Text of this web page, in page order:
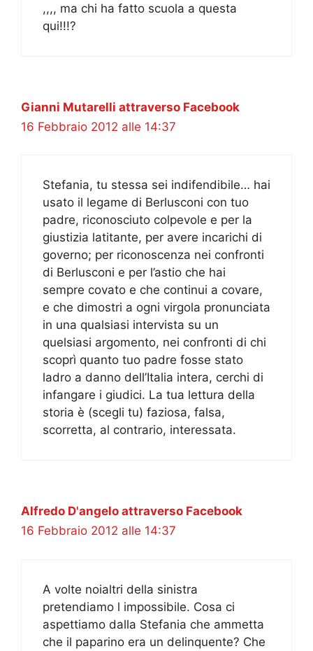
,,,, ma chi ha fatto scuola a questa
qui!!!?
Gianni Mutarelli attraverso Facebook
16 Febbraio 2012 alle 14:37
Stefania, tu stessa sei indifendibile… hai
usato il legame di Berlusconi con tuo
padre, riconosciuto colpevole e per la
giustizia latitante, per avere incarichi di
governo; per riconoscenza nei confronti
di Berlusconi e per l’astio che hai
sempre covato e che continui a covare,
e che dimostri a ogni virgola pronunciata
in una qualsiasi intervista su un
quelsiasi argomento, nei confronti di chi
scoprì quanto tuo padre fosse stato
ladro a danno dell’Italia intera, cerchi di
infangare i giudici. La tua lettura della
storia è (scegli tu) faziosa, falsa,
scorretta, al contrario, interessata.
Alfredo D'angelo attraverso Facebook
16 Febbraio 2012 alle 14:37
A volte noialtri della sinistra
pretendiamo l impossibile. Cosa ci
aspettiamo dalla Stefania che ammetta
che il paparino era un delinquente? Che